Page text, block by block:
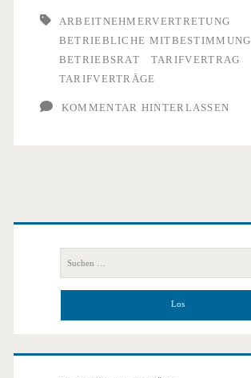
Konstante
in
deutschen
Unternehmen?
ARBEITNEHMERVERTRETUNG
BETRIEBLICHE MITBESTIMMUNG
BETRIEBSRAT
TARIFVERTRAG
TARIFVERTRÄGE
KOMMENTAR HINTERLASSEN
Primäre
Seitenleiste
nach: